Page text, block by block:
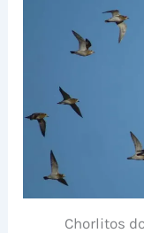
Chorlitos